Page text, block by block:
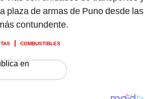
plaza de armas de Puno desde las
contundente.
COMBUSTIBLES
en